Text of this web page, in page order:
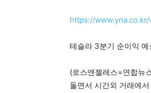
https://
테슬라 3분기 순이익
(로스앤젤레스=연합뉴
돌면서 시간외 거래에